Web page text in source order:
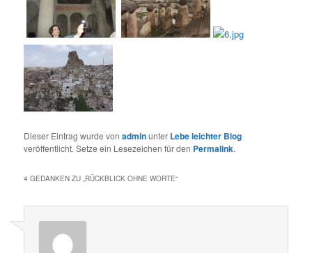
Dieser Eintrag wurde vonadminunter Lebe leichter Blog
veröffentlicht. Setze ein Lesezeichen für den Permalink.
4 GEDANKEN ZU „RÜCKBLICK OHNE WORTE“